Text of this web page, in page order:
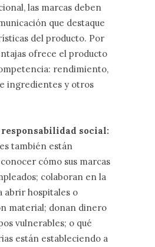
las marcas deben
que destaque
del producto. Por
ofrece el producto
rendimiento,
ingredientes y otros
social:
también están
cómo sus marcas
colaboran en la
abrir hospitales o
material; donan dinero
vulnerables; o qué
están estableciendo a